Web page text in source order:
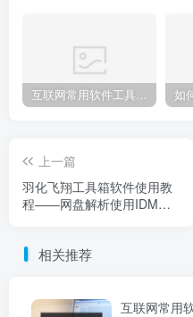
互联网常用软件工具资源汇总贴
上一篇
羽化飞翔工具箱软件使用教
程——网盘解析使用IDM下
相关推荐
互联网常用